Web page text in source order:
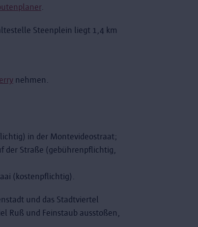
.
Steenplein liegt 1,4 km
nehmen.
in der Montevideostraat;
der Straße (gebührenpflichtig,
(kostenpflichtig).
und das Stadtviertel
Ruß und Feinstaub ausstoßen,